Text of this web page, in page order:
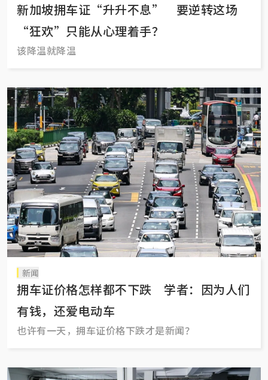
新加坡拥车证“升升不息” 要逆转这场
“狂欢”只能从心理着手？
该降温就降温
新闻
拥车证价格怎样都不下跌 学者：因为人们
有钱，还爱电动车
也许有一天，拥车证价格下跌才是新闻？